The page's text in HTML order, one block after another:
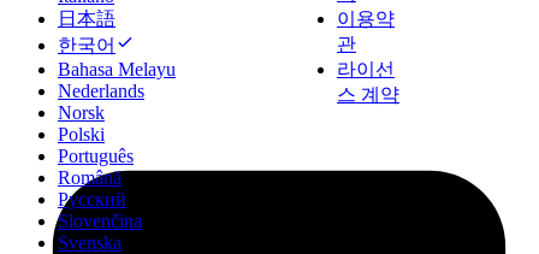
日本語
한국어
Bahasa Melayu
Nederlands
Norsk
Polski
Português
Română
Русский
Slovenčina
Svenska
이용약
관
라이선
스 계약